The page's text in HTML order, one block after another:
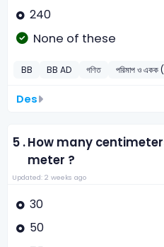
240
None of these
BB BB AD গণিত পরিমাপ ও
Des
5 .How many
meter ?
Updated: 2 weeks ago
30
50